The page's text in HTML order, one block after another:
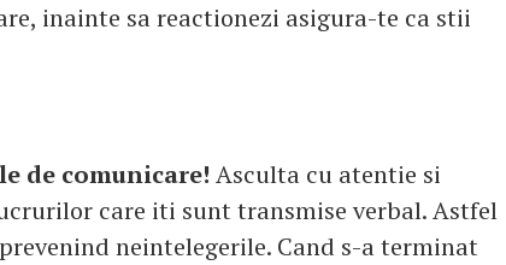
inainte sa reactionezi asigura-te ca stii
de comunicare! Asculta cu atentie si
care iti sunt transmise verbal. Astfel
neintelegerile. Cand s-a terminat